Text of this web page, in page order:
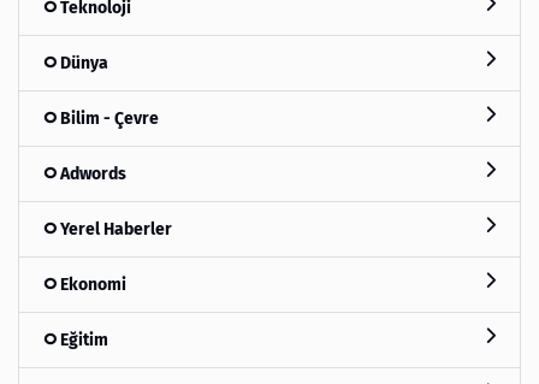
Teknoloji
Dünya
Bilim - Çevre
Adwords
Yerel Haberler
Ekonomi
Eğitim